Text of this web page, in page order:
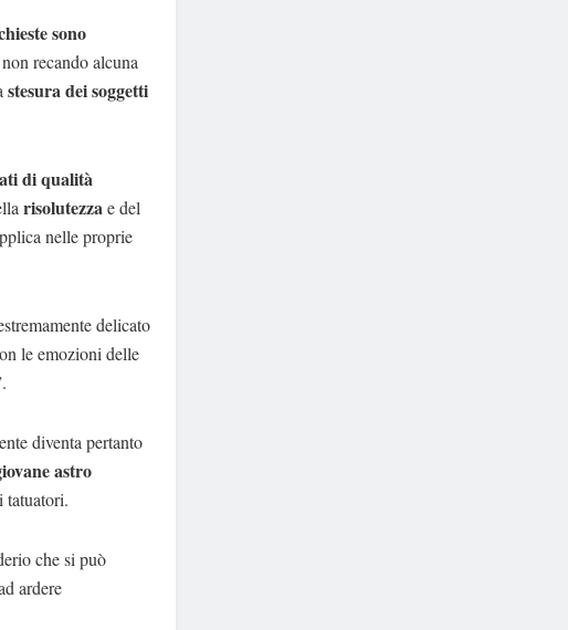
sono
recando alcuna
stesura dei soggetti
di qualità
risolutezza e del
nelle proprie
delicato
le emozioni delle
diventa pertanto
astro
tatuatori.
che si può
ardere